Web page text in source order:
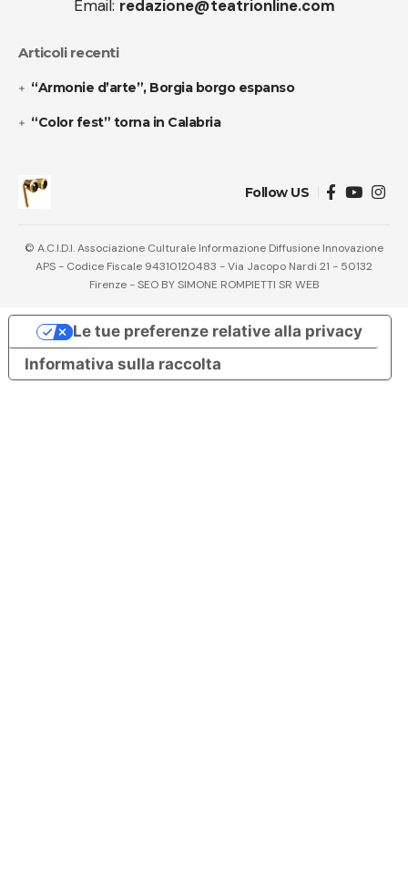
Email: redazione@teatrionline.com
Articoli recenti
“Armonie d’arte”, Borgia borgo espanso
“Color fest” torna in Calabria
Follow US
© A.C.I.D.I. Associazione Culturale Informazione Diffusione Innovazione
APS - Codice Fiscale 94310120483 - Via Jacopo Nardi 21 - 50132
Firenze - SEO BY SIMONE ROMPIETTI SR WEB
Informativa sulla raccolta
Le tue preferenze relative alla privacy